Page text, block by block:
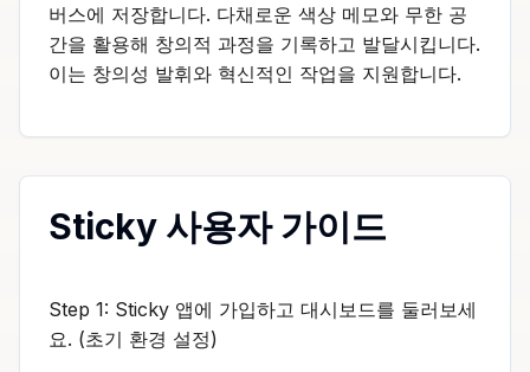
버스에 저장합니다. 다채로운 색상 메모와 무한 공
간을 활용해 창의적 과정을 기록하고 발달시킵니다.
이는 창의성 발휘와 혁신적인 작업을 지원합니다.
Sticky 사용자 가이드
Step 1: Sticky 앱에 가입하고 대시보드를 둘러보세
요. (초기 환경 설정)